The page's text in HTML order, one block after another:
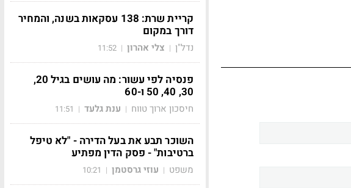
קריית שרת: 138 עסקאות בשנה, והמחיר
דורך במקום
נדל"ן | צלי אהרון |
11:52
פנסיה לפי עשור: מה עושים בגיל 20,
30, 40, 50 ו-60
חיסכון ארוך טווח | ענת גלעד |
11:51
השוכר תבע את בעל הדירה - "לא טיפל
ברטיבות" - פסק הדין מפתיע
משפט | עוזי גרסטמן |
10:21